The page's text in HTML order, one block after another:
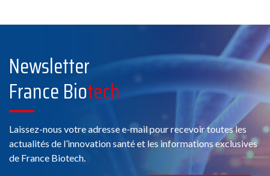
Voir la fiche
Membre France Biotech
Conseil
Newsletter
France Biotech
Laissez-nous votre adresse e-mail pour recevoir toutes les
actualités de l’innovation santé et les informations exclusives
de France Biotech.